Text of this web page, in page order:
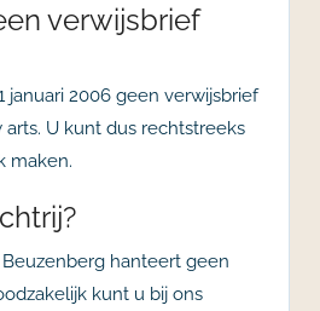
verwijsbrief
januari 2006 geen verwijsbrief
U kunt dus rechtstreeks
maken.
hanteert geen
kunt u bij ons